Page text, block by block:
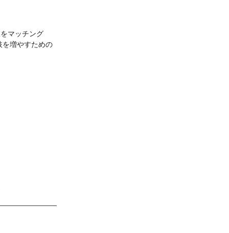
マッチング
増やすための